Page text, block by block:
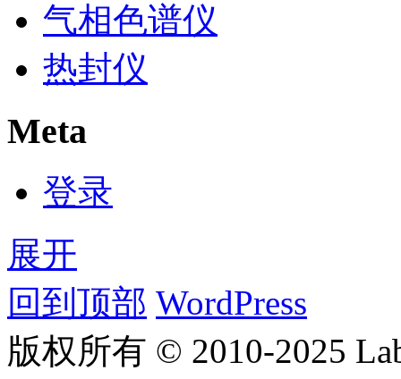
气相色谱仪
热封仪
Meta
登录
展开
回到顶部 WordPress
版权所有 © 2010-2025